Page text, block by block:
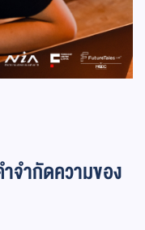
จำกัดความของ